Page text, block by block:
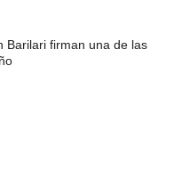
Barilari firman una de las